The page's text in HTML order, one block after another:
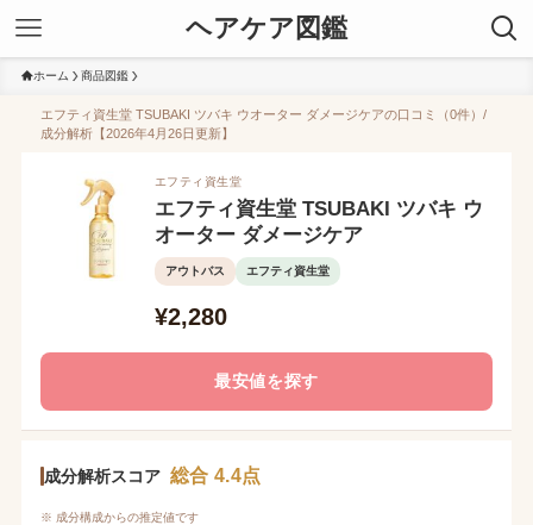
ヘアケア図鑑
ホーム 商品図鑑
エフティ資生堂 TSUBAKI ツバキ ウオーター ダメージケアの口コミ（0件）/
成分解析【2026年4月26日更新】
エフティ資生堂
エフティ資生堂 TSUBAKI ツバキ ウ
オーター ダメージケア
アウトバス エフティ資生堂
¥2,280
最安値を探す
成分解析スコア 総合 4.4点
※ 成分構成からの推定値です